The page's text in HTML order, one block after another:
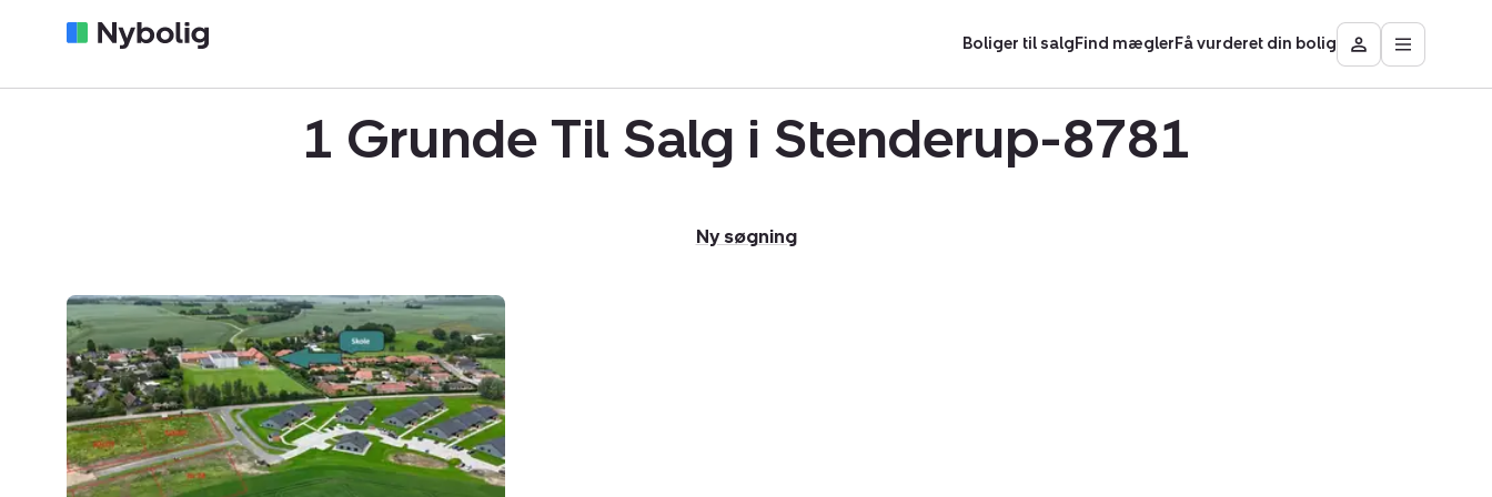
Boliger til salgFind mæglerFå vurderet din bolig
Besøg
Mit
Åbn
1 Grunde Til Salg i Stenderup-8781
Ny søgning
Helårsgrund:
Skoleengen
24,
8781